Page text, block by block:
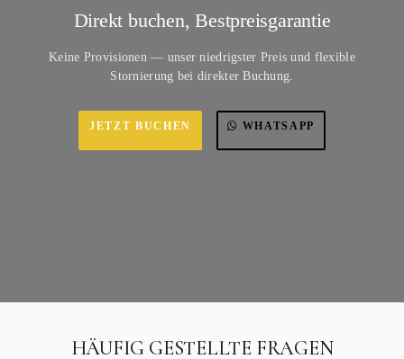
Direkt buchen, Bestpreisgarantie
Keine Provisionen — unser niedrigster Preis und flexible
Stornierung bei direkter Buchung.
JETZT BUCHEN WHATSAPP
HÄUFIG GESTELLTE FRAGEN